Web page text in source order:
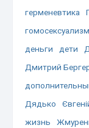
герменевтика
гомосексуализм
деньги
дети
Дмитрий
Дядько
жизнь